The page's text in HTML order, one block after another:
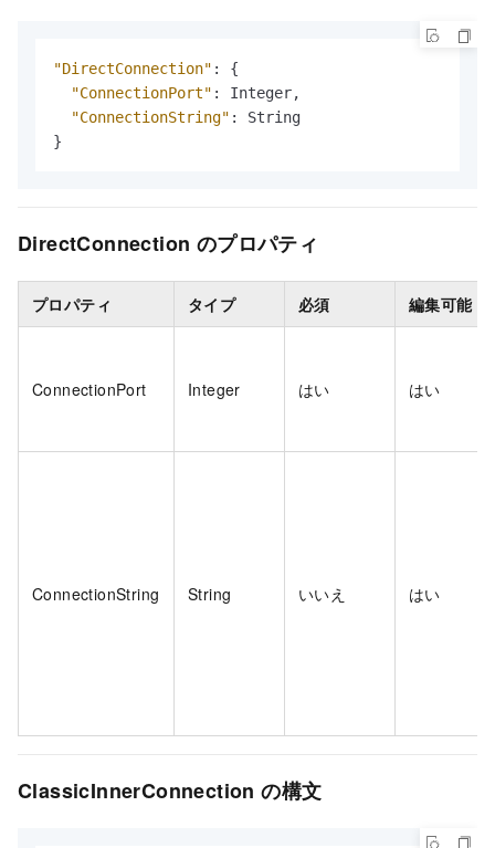
"DirectConnection" :
{
"ConnectionPort" : Integer,
"ConnectionString" :
}
DirectConnection のプロパティ
プロパティ タイプ 必須 編集可能
ConnectionPort Integer はい はい
ConnectionString String いいえ はい
ClassicInnerConnection の構文